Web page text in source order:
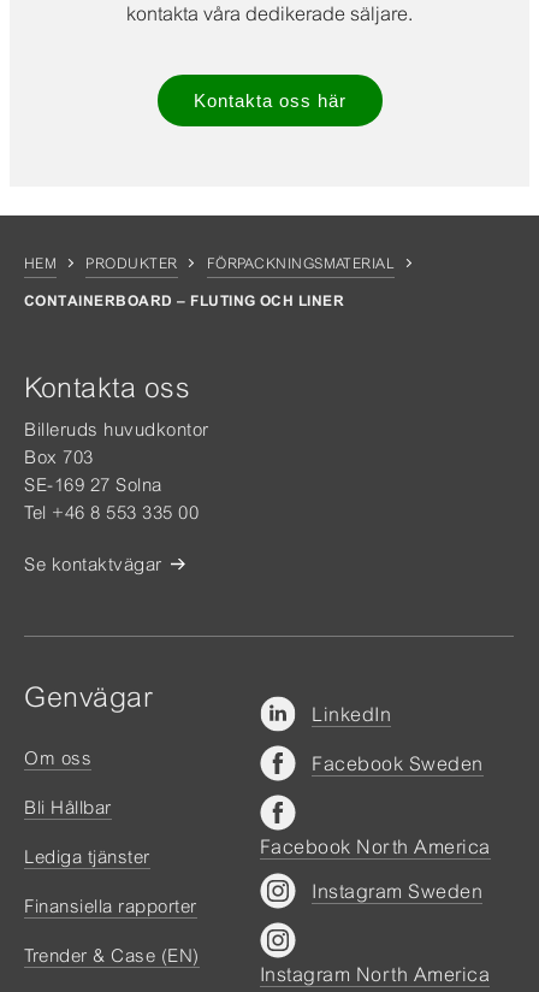
kontakta våra dedikerade säljare.
Kontakta oss här
HEM PRODUKTER FÖRPACKNINGSMATERIAL
CONTAINERBOARD – FLUTING OCH LINER
Kontakta oss
Billeruds huvudkontor
Box 703
SE-169 27 Solna
Tel +46 8 553 335 00
Se kontaktvägar
Genvägar
Om oss
Bli Hållbar
Lediga tjänster
Finansiella rapporter
Trender & Case (EN)
LinkedIn
Facebook Sweden
Facebook North America
Instagram Sweden
Instagram North America